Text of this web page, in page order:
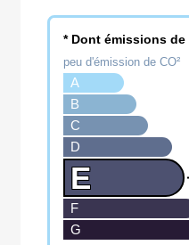
* Dont émissions
peu d'émission de CO²
A
B
C
D
E
F
G